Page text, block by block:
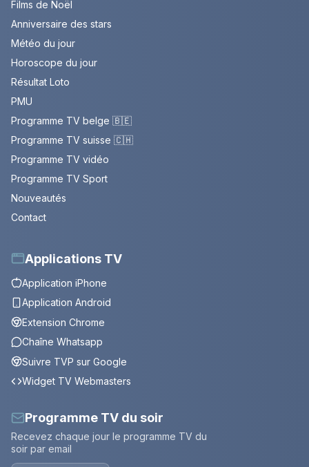
Films de Noël
Anniversaire des stars
Météo du jour
Horoscope du jour
Résultat Loto
PMU
Programme TV belge 🇧🇪
Programme TV suisse 🇨🇭
Programme TV vidéo
Programme TV Sport
Nouveautés
Contact
Applications TV
Application iPhone
Application Android
Extension Chrome
Chaîne Whatsapp
Suivre TVP sur Google
Widget TV Webmasters
Programme TV du soir
Recevez chaque jour le programme TV du
soir par email